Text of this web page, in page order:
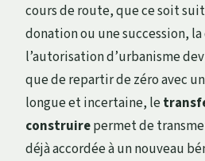
cours de route, que ce soit
donation ou une succession,
l’autorisation d’urbanisme
que de repartir de zéro avec
longue et incertaine, le
construirepermet de
déjà accordée à un nouveau